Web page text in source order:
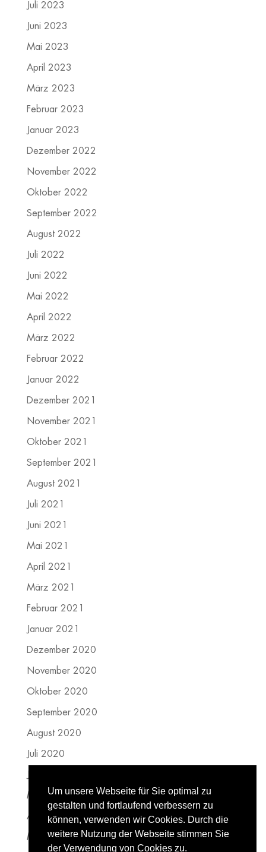
Juli 2023
Juni 2023
Mai 2023
April 2023
März 2023
Februar 2023
Januar 2023
Dezember 2022
November 2022
Oktober 2022
September 2022
August 2022
Juli 2022
Juni 2022
Mai 2022
April 2022
März 2022
Februar 2022
Januar 2022
Dezember 2021
November 2021
Oktober 2021
September 2021
August 2021
Juli 2021
Juni 2021
Mai 2021
April 2021
März 2021
Februar 2021
Januar 2021
Dezember 2020
November 2020
Oktober 2020
September 2020
August 2020
Juli 2020
Mai 2020
April 2020
März 2020
Um unsere Webseite für Sie optimal zu
gestalten und fortlaufend verbessern zu
können, verwenden wir Cookies. Durch die
weitere Nutzung der Webseite stimmen Sie
der Verwendung von Cookies zu.